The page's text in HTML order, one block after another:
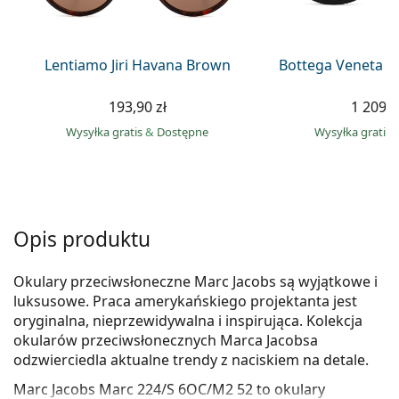
Precision
Lentiamo Jiri Havana Brown
193,90 zł
Wysyłka gratis& Dostępne
Bottega Veneta
1
Wysyłka gratis
Opis produktu
Okulary przeciwsłoneczne Marc Jacobs są wyjątkowe i
luksusowe. Praca amerykańskiego projektanta jest
oryginalna, nieprzewidywalna i inspirująca. Kolekcja
okularów przeciwsłonecznych Marca Jacobsa
odzwierciedla aktualne trendy z naciskiem na detale.
Marc Jacobs Marc 224/S 6OC/M2 52to okulary